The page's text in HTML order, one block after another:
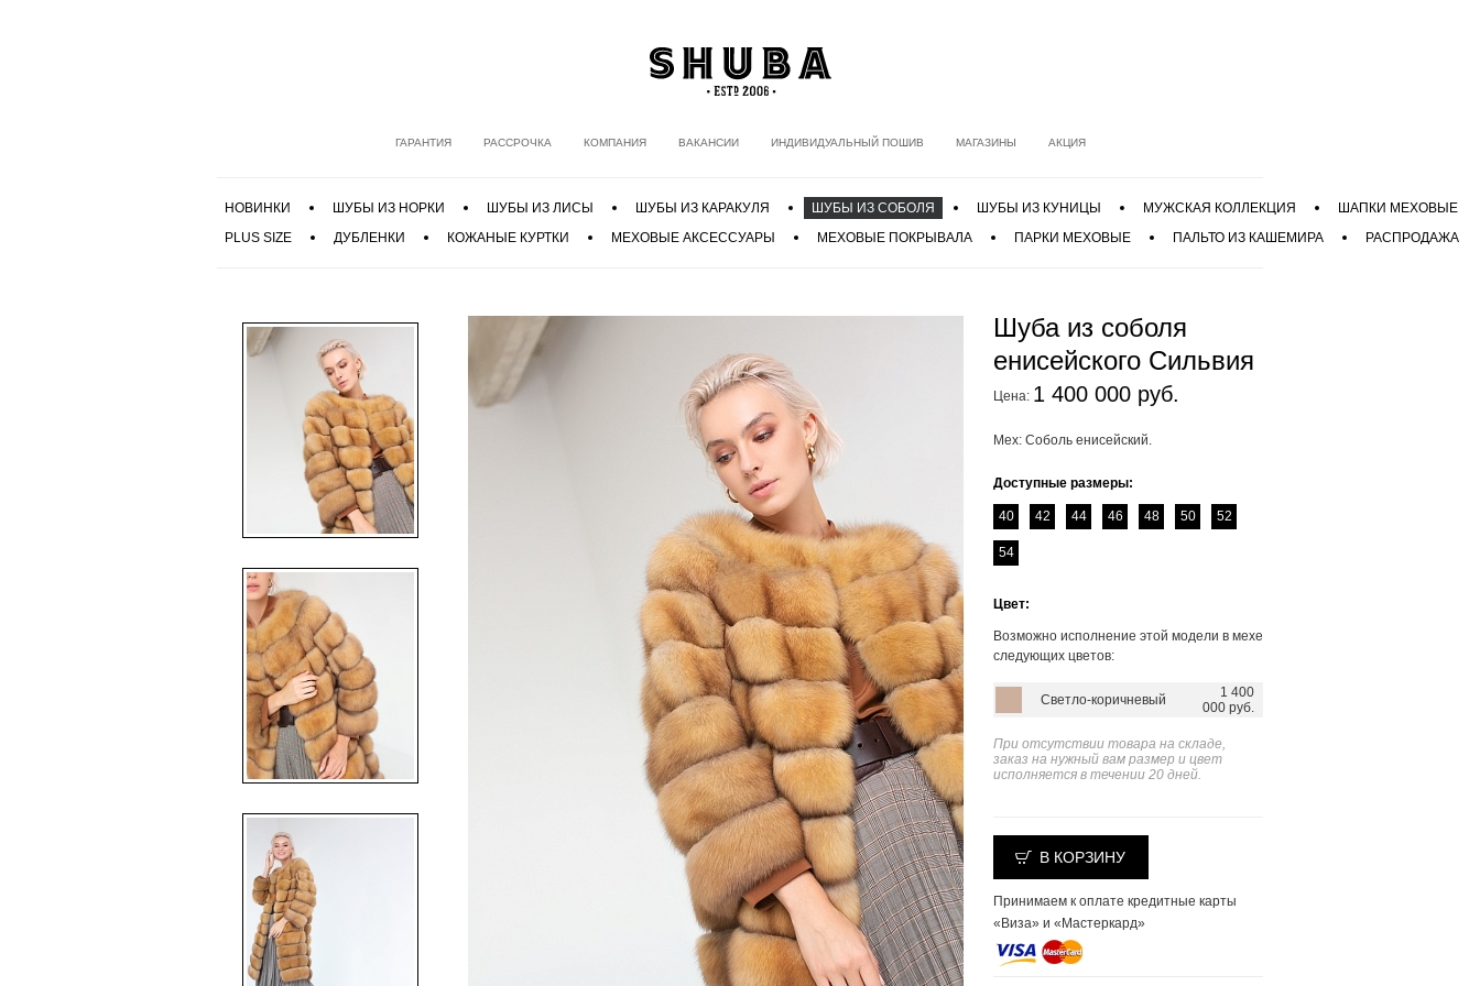
ГАРАНТИЯ РАССРОЧКА КОМПАНИЯ ВАКАНСИИ ИНДИВИДУАЛЬНЫЙ ПОШИВ МАГАЗИНЫ АКЦИЯ
НОВИНКИ ШУБЫ ИЗ НОРКИ ШУБЫ ИЗ ЛИСЫ ШУБЫ ИЗ КАРАКУЛЯ ШУБЫ ИЗ СОБОЛЯ ШУБЫ ИЗ КУНИЦЫ МУЖСКАЯ КОЛЛЕКЦИЯ
ШАПКИ МЕХОВЫЕ
PLUS SIZE
ДУБЛЕНКИ КОЖАНЫЕ КУРТКИ МЕХОВЫЕ АКСЕССУАРЫ МЕХОВЫЕ ПОКРЫВАЛА ПАРКИ МЕХОВЫЕ ПАЛЬТО ИЗ КАШЕМИРА РАСПРОДАЖА
Шуба из соболя
енисейского Сильвия
Цена: 1 400 000 руб.
Мех: Соболь енисейский.
Доступные размеры:
40 42 44 46 48 50 52
54
Цвет:
Возможно исполнение этой модели в мехе
следующих цветов:
Светло-коричневый
1 400
000 руб.
При отсутствии товара на складе,
заказ на нужный вам размер и цвет
исполняется в течении 20 дней.
В КОРЗИНУ
Принимаем к оплате кредитные карты
«Виза» и «Мастеркард»